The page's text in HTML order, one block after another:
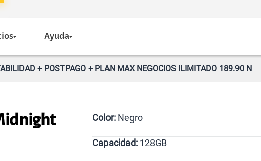
Ayuda
+ POSTPAGO + PLAN MAX NEGOCIOS ILIMITADO 189.90 N
Color: Negro
Capacidad: 128GB